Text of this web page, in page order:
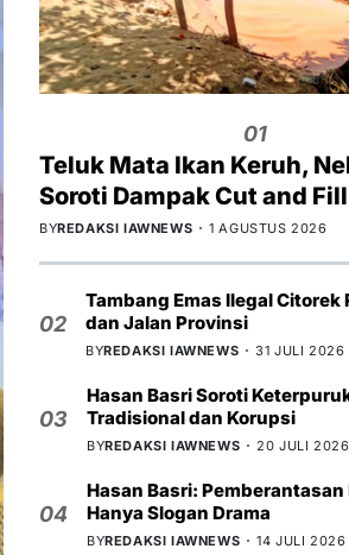
01
Teluk Mata Ikan Keruh,
Soroti Dampak Cut and Fill
BYREDAKSI IAWNEWS 1 AGUSTUS 2026
02
Tambang Emas Ilegal Citorek
dan Jalan Provinsi
BYREDAKSI IAWNEWS 31 JULI 2026
03
Hasan Basri Soroti
Tradisional dan Korupsi
BYREDAKSI IAWNEWS 20 JULI 2026
04
Hasan Basri:
Hanya Slogan Drama
BYREDAKSI IAWNEWS 14 JULI 2026